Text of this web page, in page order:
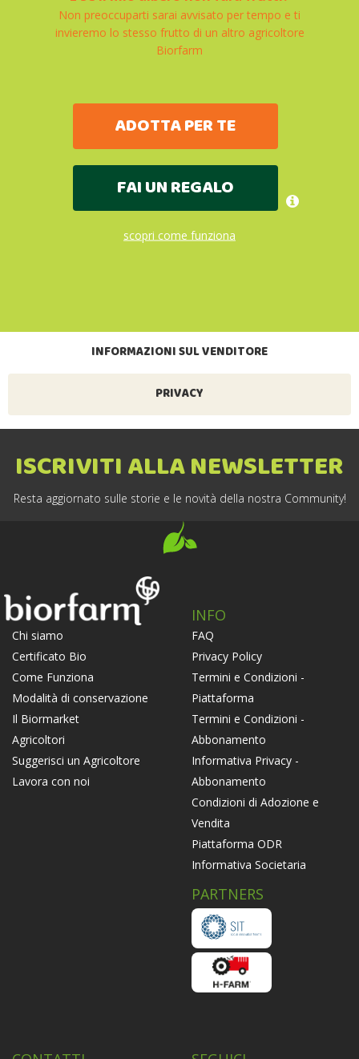
Non preoccuparti sarai avvisato per tempo e ti
invieremo lo stesso frutto di un altro agricoltore
Biorfarm
ADOTTA PER TE
FAI UN REGALO
scopri come funziona
INFORMAZIONI SUL VENDITORE
PRIVACY
ISCRIVITI ALLA NEWSLETTER
Resta aggiornato sulle storie e le novità della nostra Community!
Chi siamo
Certificato Bio
Come Funziona
Modalità di conservazione
Il Biormarket
Agricoltori
Suggerisci un Agricoltore
Lavora con noi
INFO
FAQ
Privacy Policy
Termini e Condizioni -
Piattaforma
Termini e Condizioni -
Abbonamento
Informativa Privacy -
Abbonamento
Condizioni di Adozione e
Vendita
Piattaforma ODR
Informativa Societaria
PARTNERS